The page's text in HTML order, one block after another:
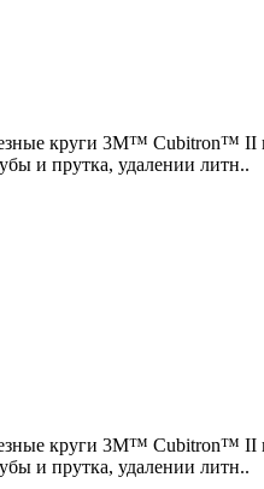
круги 3M™ Cubitron™ II
и прутка, удалении литн..
круги 3M™ Cubitron™ II
и прутка, удалении литн..